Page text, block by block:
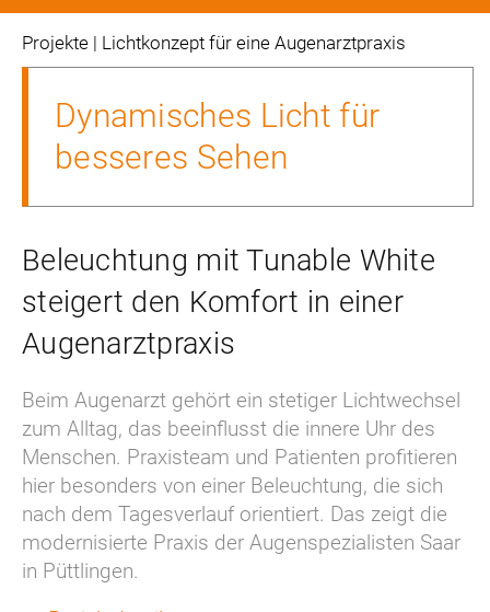
projekte | Lichtkonzept für eine Augenarztpraxis
Dynamisches Licht für
besseres Sehen
Beleuchtung mit Tunable White
steigert den Komfort in einer
Augenarztpraxis
Beim Augenarzt gehört ein stetiger Lichtwechsel
zum Alltag, das beeinflusst die innere Uhr des
Menschen. Praxisteam und Patienten profitieren
hier besonders von einer Beleuchtung, die sich
nach dem Tagesverlauf orientiert. Das zeigt die
modernisierte Praxis der Augenspezialisten Saar
in Püttlingen.